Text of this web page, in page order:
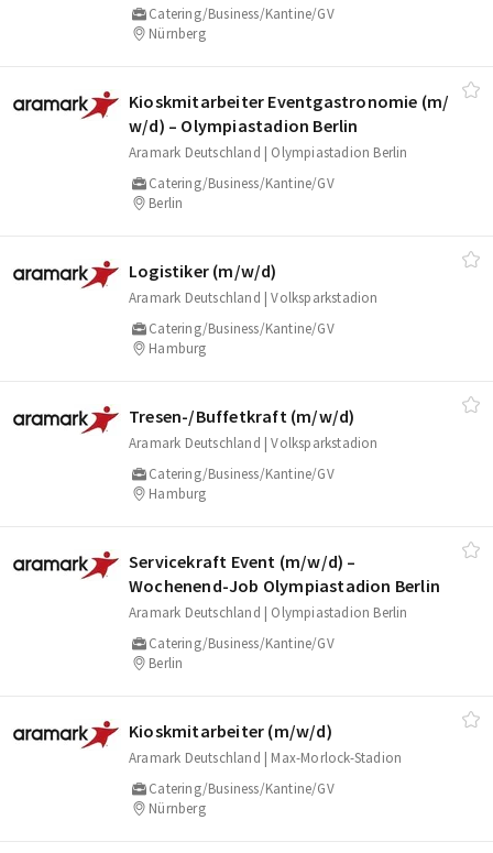
Catering/Business/Kantine/GV
Nürnberg
Kioskmitarbeiter Eventgastronomie (m/​
w/​d) – Olympiastadion Berlin
Aramark Deutschland | Olympiastadion Berlin
Catering/Business/Kantine/GV
Berlin
Logistiker (m/​w/​d)
Aramark Deutschland | Volksparkstadion
Catering/Business/Kantine/GV
Hamburg
Tresen-/​Buffetkraft (m/​w/​d)
Aramark Deutschland | Volksparkstadion
Catering/Business/Kantine/GV
Hamburg
Servicekraft Event (m/​w/​d) –
Wochenend‑Job Olympiastadion Berlin
Aramark Deutschland | Olympiastadion Berlin
Catering/Business/Kantine/GV
Berlin
Kioskmitarbeiter (m/​w/​d)
Aramark Deutschland | Max-Morlock-Stadion
Catering/Business/Kantine/GV
Nürnberg